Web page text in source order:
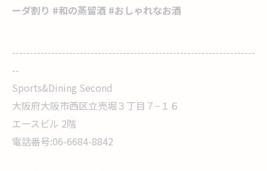
ーダ割り #和の蒸留酒 #おしゃれなお酒
--------------------------------------------------------------------
--
Sports&Dining Second
大阪府大阪市西区立売堀３丁目７−１６
エースビル 2階
電話番号:06-6684-8842